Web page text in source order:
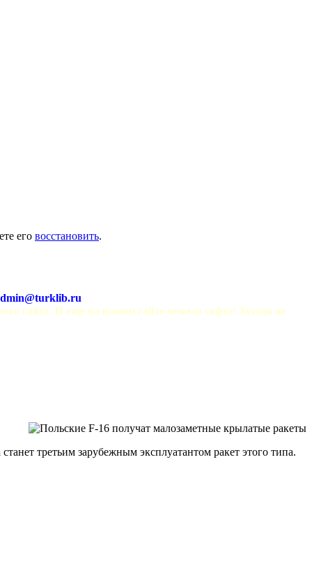
его восстановить.
сайта. И еще на нашем сайте немало софта! Заходи не
третьим зарубежным эксплуатантом ракет этого типа.